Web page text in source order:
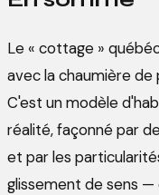
Le « cottage »
avec la chaumière de
C'est un modèle
réalité, façonné par
et par les
glissement de sens